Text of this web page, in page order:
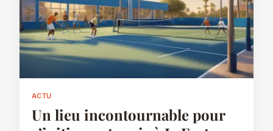
ACTU
Un lieu incontournable pour